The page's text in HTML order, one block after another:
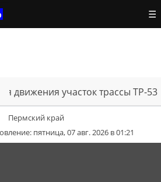
☰
движения участок трассы ТР-53
Пермский край
пятница, 07 авг. 2026 в 01:21